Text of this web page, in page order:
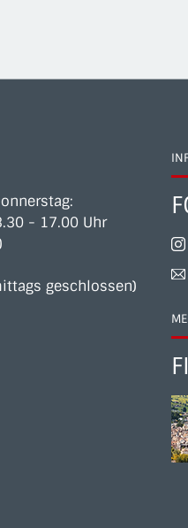
- 17.00 Uhr
geschlossen)